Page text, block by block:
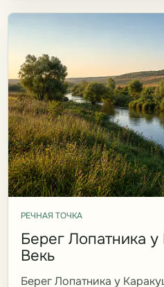
РЕЧНАЯ ТОЧКА
Берег Лопатника
Векь
Берег Лопатника у